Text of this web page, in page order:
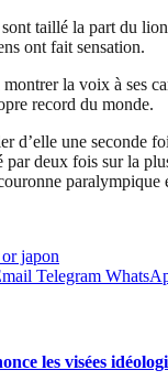
taillé la part du
ont fait sensation.
la voix à ses
record du monde.
d’elle une seconde
deux fois sur la
japon
Telegram
les visées